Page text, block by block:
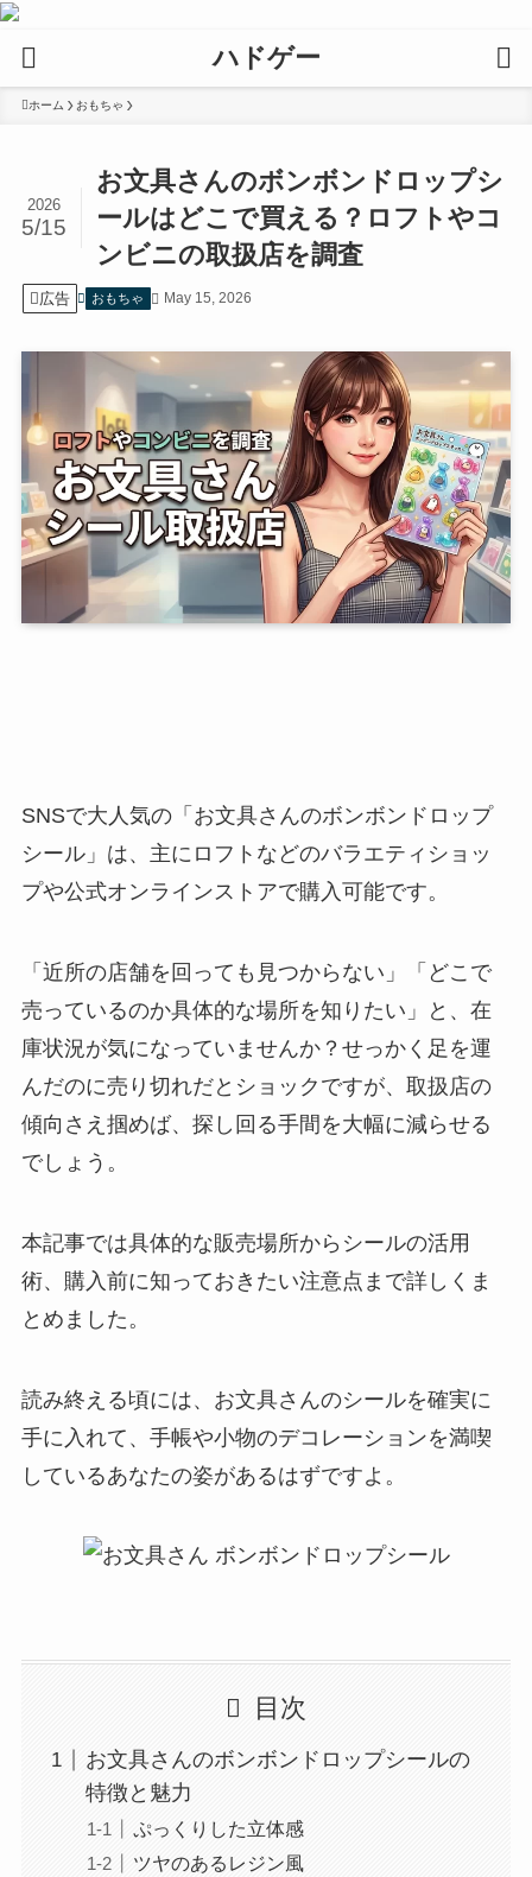
ハドゲー
ホーム おもちゃ
お文具さんのボンボンドロップシ
ールはどこで買える？ロフトやコ
ンビニの取扱店を調査
2026
5/15
広告 おもちゃ May 15, 2026
SNSで大人気の「お文具さんのボンボンドロップ
シール」は、主にロフトなどのバラエティショッ
プや公式オンラインストアで購入可能です。
「近所の店舗を回っても見つからない」「どこで
売っているのか具体的な場所を知りたい」と、在
庫状況が気になっていませんか？せっかく足を運
んだのに売り切れだとショックですが、取扱店の
傾向さえ掴めば、探し回る手間を大幅に減らせる
でしょう。
本記事では具体的な販売場所からシールの活用
術、購入前に知っておきたい注意点まで詳しくま
とめました。
読み終える頃には、お文具さんのシールを確実に
手に入れて、手帳や小物のデコレーションを満喫
しているあなたの姿があるはずですよ。
目次
お文具さんのボンボンドロップシールの
特徴と魅力
ぷっくりした立体感
ツヤのあるレジン風